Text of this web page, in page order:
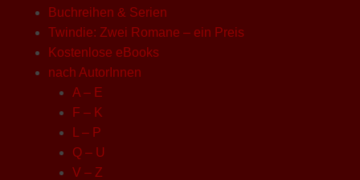
Buchreihen & Serien
Twindie: Zwei Romane – ein Preis
Kostenlose eBooks
nach AutorInnen
A – E
F – K
L – P
Q – U
V – Z